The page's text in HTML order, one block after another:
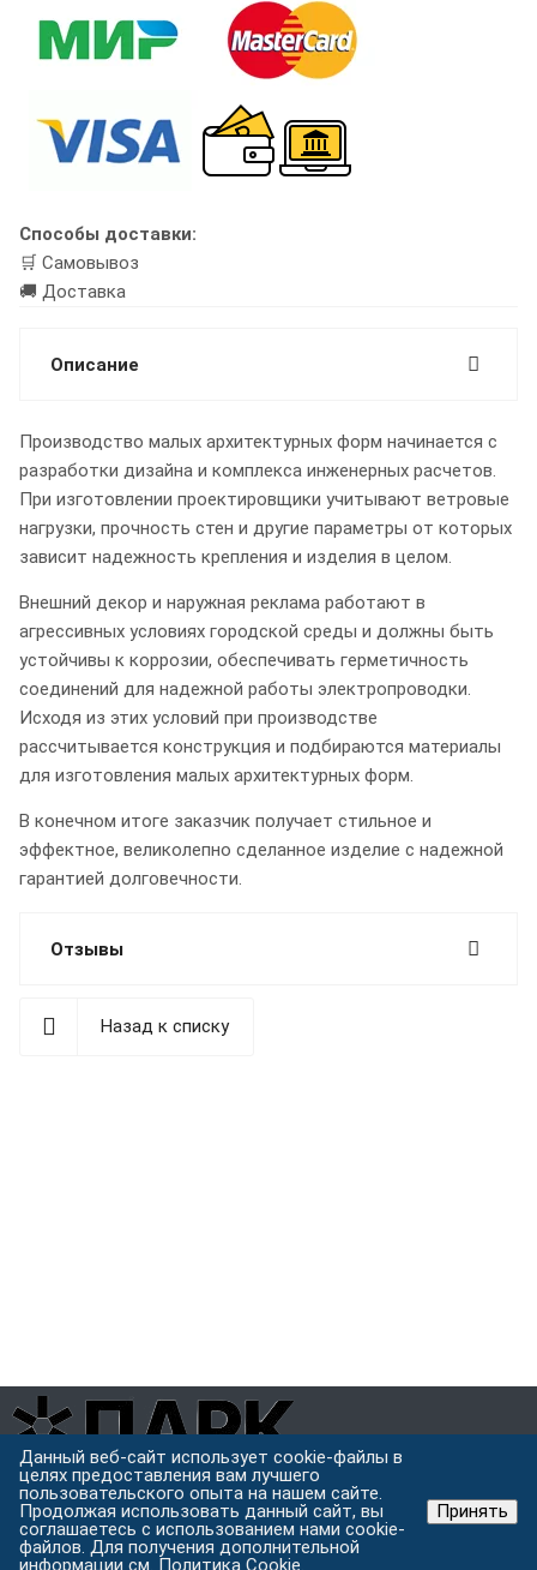
Способы доставки:
🛒 Самовывоз
🚚 Доставка
Описание
Производство малых архитектурных форм начинается с
разработки дизайна и комплекса инженерных расчетов.
При изготовлении проектировщики учитывают ветровые
нагрузки, прочность стен и другие параметры от которых
зависит надежность крепления и изделия в целом.
Внешний декор и наружная реклама работают в
агрессивных условиях городской среды и должны быть
устойчивы к коррозии, обеспечивать герметичность
соединений для надежной работы электропроводки.
Исходя из этих условий при производстве
рассчитывается конструкция и подбираются материалы
для изготовления малых архитектурных форм.
В конечном итоге заказчик получает стильное и
эффектное, великолепно сделанное изделие с надежной
гарантией долговечности.
Отзывы
Назад к списку
Завод металлоконструкций полного цикла в Хабаровске.
Проектируем, режем, варим и защищаем металл под одной
крышей.
Хабаровск, ул. Строительная 24 с.5
Данный веб-сайт использует cookie-файлы в
целях предоставления вам лучшего
пользовательского опыта на нашем сайте.
Продолжая использовать данный сайт, вы
соглашаетесь с использованием нами cookie-
файлов. Для получения дополнительной
информации см. Политика Cookie
Принять